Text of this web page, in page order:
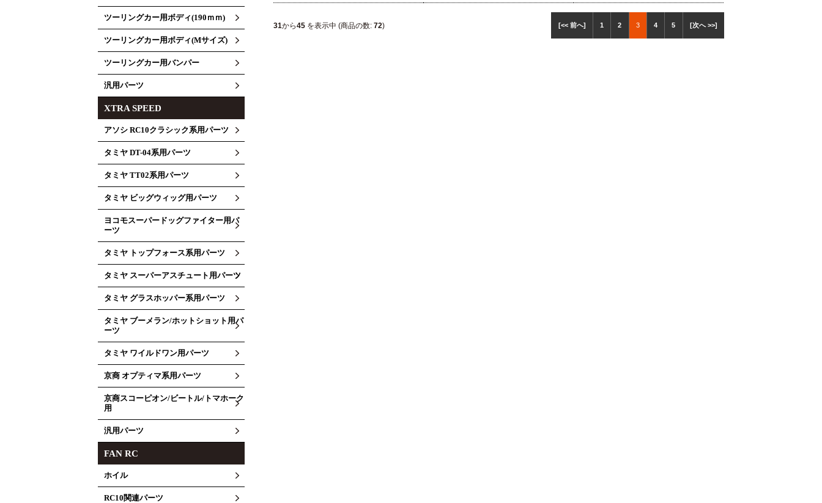
ツーリングカー用ボディ(190ｍｍ)
ツーリングカー用ボディ(Mサイズ)
ツーリングカー用バンパー
汎用パーツ
XTRA SPEED
アソシ RC10クラシック系用パーツ
タミヤ DT-04系用パーツ
タミヤ TT02系用パーツ
タミヤ ビッグウィッグ用パーツ
ヨコモスーパードッグファイター用パ
ーツ
タミヤ トップフォース系用パーツ
タミヤ スーパーアスチュート用パーツ
タミヤ グラスホッパー系用パーツ
タミヤ ブーメラン/ホットショット用パ
ーツ
タミヤ ワイルドワン用パーツ
京商 オプティマ系用パーツ
京商スコーピオン/ビートル/トマホーク
用
汎用パーツ
FAN RC
ホイル
RC10関連パーツ
[<< 前へ] 1 2 3 4 5 [次へ >>]
31から45を表示中 (商品の数: 72)